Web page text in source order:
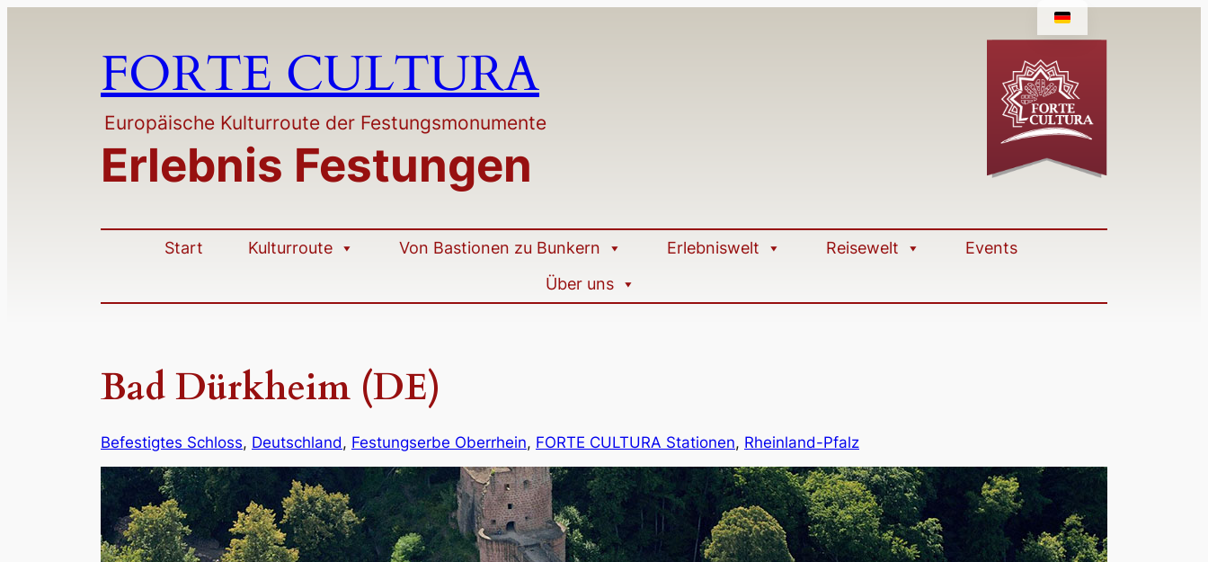
FORTE CULTURA
Europäische Kulturroute der Festungsmonumente
Erlebnis Festungen
Start Kulturroute Von Bastionen zu Bunkern Erlebniswelt Reisewelt
Events
Über uns
Bad Dürkheim (DE)
Befestigtes Schloss, Deutschland, Festungserbe Oberrhein, FORTE CULTURA Stationen, Rheinland-Pfalz